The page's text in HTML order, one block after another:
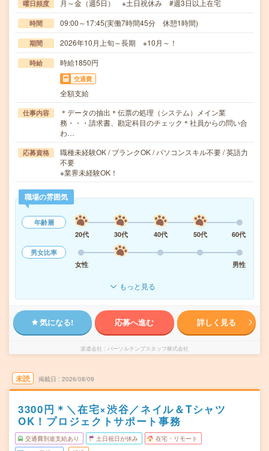
曜日頻度 月～金（週5日） ※土日祝休み #週3日以上在宅
時間 09:00～17:45(実働7時間45分 休憩1時間)
期間 2026年10月上旬～長期 ※10月～！
時給 時給1850円
交通費
全額支給
仕事内容
＊データの抽出＊伝票の処理（システム）メイン業
務・・・請求書、勘定科目のチェック＊社員からの問い合
わ…
応募資格
職種未経験OK / ブランクOK / パソコンスキル不要 / 英語力
不要
※業界未経験OK！
職場の雰囲気
年齢層
20代
30代 40代 50代
60代
男女比率
女性
男性
もっと見る
気になる! 応募へ進む 詳しく見る
派遣会社 パーソルテンプスタッフ株式会社
未読 掲載日 2026/08/09
3300円＊＼在宅×渋谷／ネイル＆Tシャツ
OK！プロジェクトサポート事務
交通費別途支給あり 土日祝日が休み 在宅・リモート